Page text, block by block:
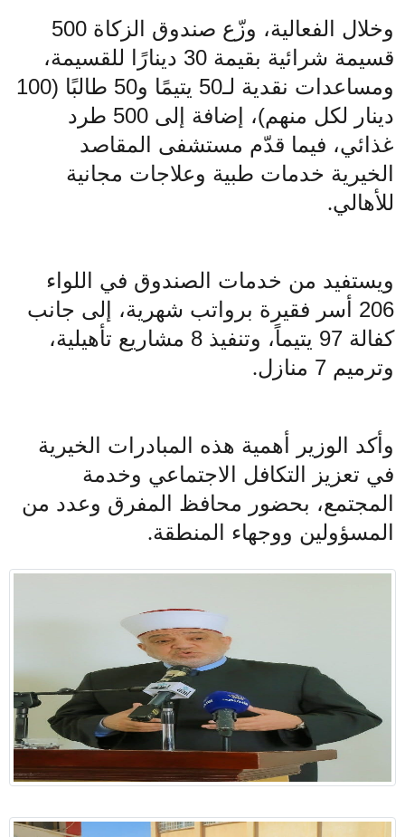
وخلال الفعالية، وزّع صندوق الزكاة 500
قسيمة شرائية بقيمة 30 دينارًا للقسيمة،
ومساعدات نقدية لـ50 يتيمًا و50 طالبًا (100
دينار لكل منهم)، إضافة إلى 500 طرد
غذائي، فيما قدّم مستشفى المقاصد
الخيرية خدمات طبية وعلاجات مجانية
للأهالي.
ويستفيد من خدمات الصندوق في اللواء
206 أسر فقيرة برواتب شهرية، إلى جانب
كفالة 97 يتيماً، وتنفيذ 8 مشاريع تأهيلية،
وترميم 7 منازل
.
وأكد الوزير أهمية هذه المبادرات الخيرية
في تعزيز التكافل الاجتماعي وخدمة
المجتمع، بحضور محافظ المفرق وعدد من
المسؤولين ووجهاء المنطقة.